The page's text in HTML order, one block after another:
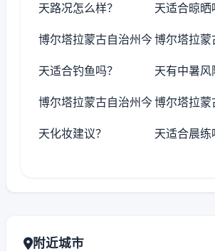
天路况怎么样？ 天适合晾晒
博尔塔拉蒙古自治州今
天适合钓鱼吗？
博尔塔拉
天有中暑风
博尔塔拉蒙古自治州今
天化妆建议？
博尔塔拉
天适合晨练
附近城市